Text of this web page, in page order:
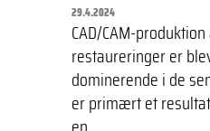
29.4.2024
CAD/CAM-
restaureringer er
dominerende i de
er primært et